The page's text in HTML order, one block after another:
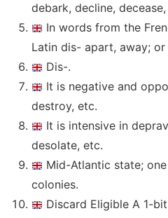
debark, decline,
In words from the
Latin dis- apart, away;
Dis-.
It is negative and
destroy, etc.
It is intensive in
desolate, etc.
Mid-Atlantic state;
colonies.
Discard Eligible A 1-